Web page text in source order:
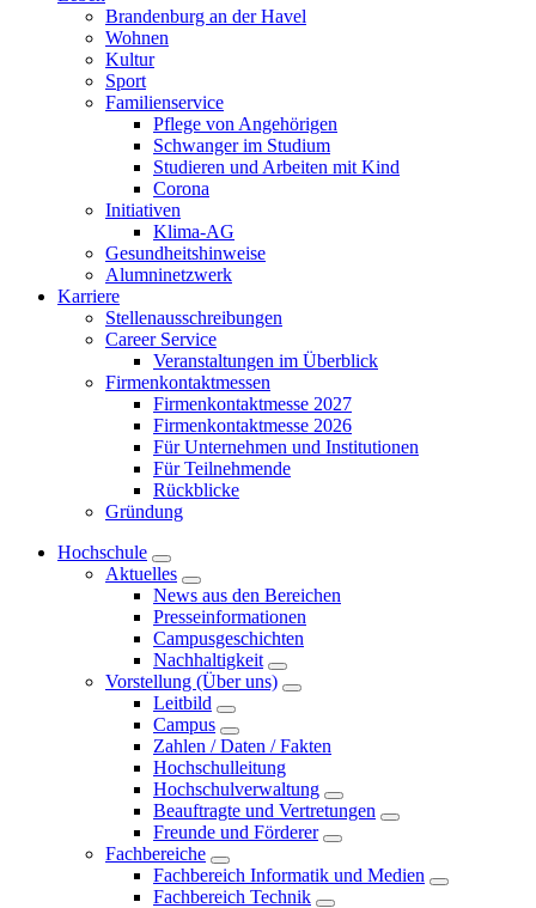
Brandenburg an der Havel
Wohnen
Kultur
Sport
Familienservice
Pflege von Angehörigen
Schwanger im Studium
Studieren und Arbeiten mit Kind
Corona
Initiativen
Klima-AG
Gesundheitshinweise
Alumninetzwerk
Karriere
Stellenausschreibungen
Career Service
Veranstaltungen im Überblick
Firmenkontaktmessen
Firmenkontaktmesse 2027
Firmenkontaktmesse 2026
Für Unternehmen und Institutionen
Für Teilnehmende
Rückblicke
Gründung
Hochschule
Aktuelles
News aus den Bereichen
Presseinformationen
Campusgeschichten
Nachhaltigkeit
Vorstellung (Über uns)
Leitbild
Campus
Zahlen / Daten / Fakten
Hochschulleitung
Hochschulverwaltung
Beauftragte und Vertretungen
Freunde und Förderer
Fachbereiche
Fachbereich Informatik und Medien
Fachbereich Technik